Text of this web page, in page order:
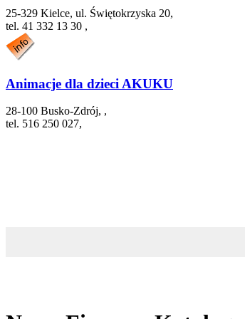
25-329 Kielce, ul. Świętokrzyska 20,
tel. 41 332 13 30 ,
Animacje dla dzieci AKUKU
28-100 Busko-Zdrój, ,
tel. 516 250 027,